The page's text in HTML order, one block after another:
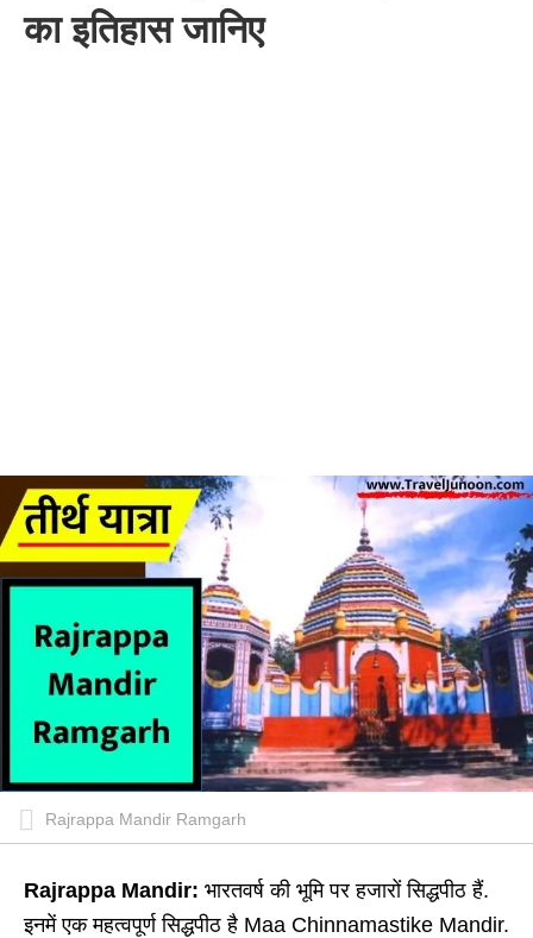
का इतिहास जानिए
Rajrappa Mandir Ramgarh
Rajrappa Mandir: भारतवर्ष की भूमि पर हजारों सिद्धपीठ हैं.
इनमें एक महत्वपूर्ण सिद्धपीठ है Maa Chinnamastike Mandir.